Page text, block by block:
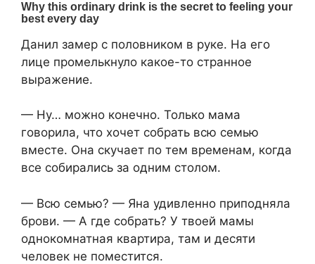
Данил замер с половником в руке. На его
лице промелькнуло какое-то странное
выражение.
— Ну… можно конечно. Только мама
говорила, что хочет собрать всю семью
вместе. Она скучает по тем временам, когда
все собирались за одним столом.
— Всю семью? — Яна удивленно приподняла
брови. — А где собрать? У твоей мамы
однокомнатная квартира, там и десяти
человек не поместится.